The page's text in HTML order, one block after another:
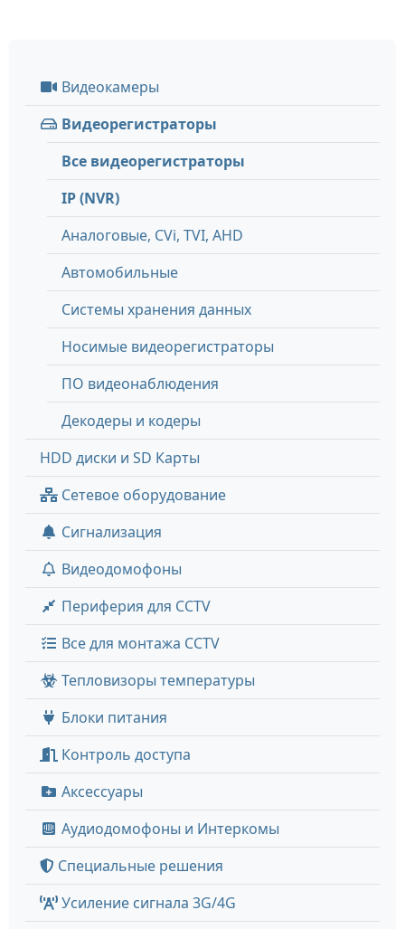
Видеокамеры
Видеорегистраторы
Все видеорегистраторы
IP (NVR)
Аналоговые, СVi, TVI, AHD
Автомобильные
Системы хранения данных
Носимые видеорегистраторы
ПО видеонаблюдения
Декодеры и кодеры
HDD диски и SD Карты
Сетевое оборудование
Сигнализация
Видеодомофоны
Периферия для CCTV
Все для монтажа CCTV
Тепловизоры температуры
Блоки питания
Контроль доступа
Аксессуары
Аудиодомофоны и Интеркомы
Специальные решения
Усиление сигнала 3G/4G